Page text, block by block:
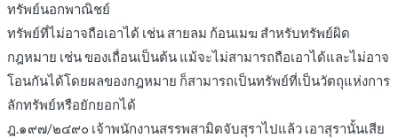
ทรัพย์นอกพาณิชย์
ทรัพย์ที่ไม่อาจถือเอาได้ เช่น สายลม ก้อนเมฆ สำหรับทรัพย์ผิด
กฎหมาย เช่น ของเถื่อนเป็นต้น แม้จะไม่สามารถถือเอาได้และไม่อาจ
โอนกันได้โดยผลของกฎหมาย ก็สามารถเป็นทรัพย์ที่เป็นวัตถุแห่งการ
ลักทรัพย์หรือยักยอกได้
ฎ.๑๙๗/๒๔๙๐ เจ้าพนักงานสรรพสามิตจับสุราไปแล้ว เอาสุรานั้นเสีย